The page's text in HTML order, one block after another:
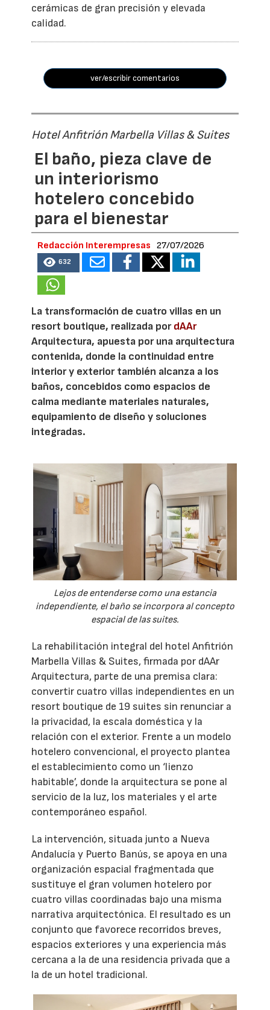
cerámicas de gran precisión y elevada
calidad.
ver/escribir comentarios
Hotel Anfitrión Marbella Villas & Suites
El baño, pieza clave de
un interiorismo
hotelero concebido
para el bienestar
Redacción Interempresas 27/07/2026
632
La transformación de cuatro villas en un
resort boutique, realizada pordAAr
Arquitectura, apuesta por una arquitectura
contenida, donde la continuidad entre
interior y exterior también alcanza a los
baños, concebidos como espacios de
calma mediante materiales naturales,
equipamiento de diseño y soluciones
integradas.
Lejos de entenderse como una estancia
independiente, el baño se incorpora al concepto
espacial de las suites.
La rehabilitación integral del hotel Anfitrión
Marbella Villas & Suites, firmada por dAAr
Arquitectura, parte de una premisa clara:
convertir cuatro villas independientes en un
resort boutique de 19 suites sin renunciar a
la privacidad, la escala doméstica y la
relación con el exterior. Frente a un modelo
hotelero convencional, el proyecto plantea
el establecimiento como un ‘lienzo
habitable’, donde la arquitectura se pone al
servicio de la luz, los materiales y el arte
contemporáneo español.
La intervención, situada junto a Nueva
Andalucía y Puerto Banús, se apoya en una
organización espacial fragmentada que
sustituye el gran volumen hotelero por
cuatro villas coordinadas bajo una misma
narrativa arquitectónica. El resultado es un
conjunto que favorece recorridos breves,
espacios exteriores y una experiencia más
cercana a la de una residencia privada que a
la de un hotel tradicional.